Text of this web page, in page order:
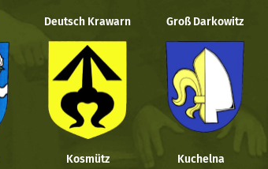
Deutsch Krawarn Groß Darkowitz
Kosmütz Kuchelna